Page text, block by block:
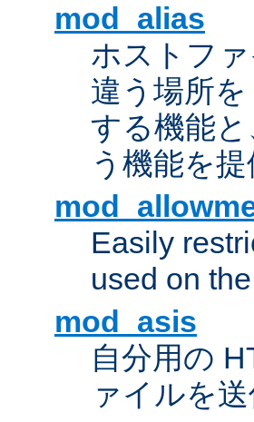
mod_alias
ホストフ
違う場所
する機能
う機能を
Easily
used on
mod_asis
自分用の
ァイルを